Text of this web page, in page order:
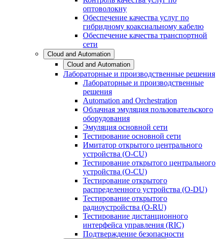
оптоволокну
Обеспечение качества услуг по
гибридному коаксиальному кабелю
Обеспечение качества транспортной
сети
Cloud and Automation
Cloud and Automation
Лабораторные и производственные решения
Лабораторные и производственные
решения
Automation and Orchestration
Облачная эмуляция пользовательского
оборудования
Эмуляция основной сети
Тестирование основной сети
Имитатор открытого центрального
устройства (O-CU)
Тестирование открытого центрального
устройства (O-CU)
Тестирование открытого
распределенного устройства (O-DU)
Тестирование открытого
радиоустройства (O-RU)
Тестирование дистанционного
интерфейса управления (RIC)
Подтверждение безопасности